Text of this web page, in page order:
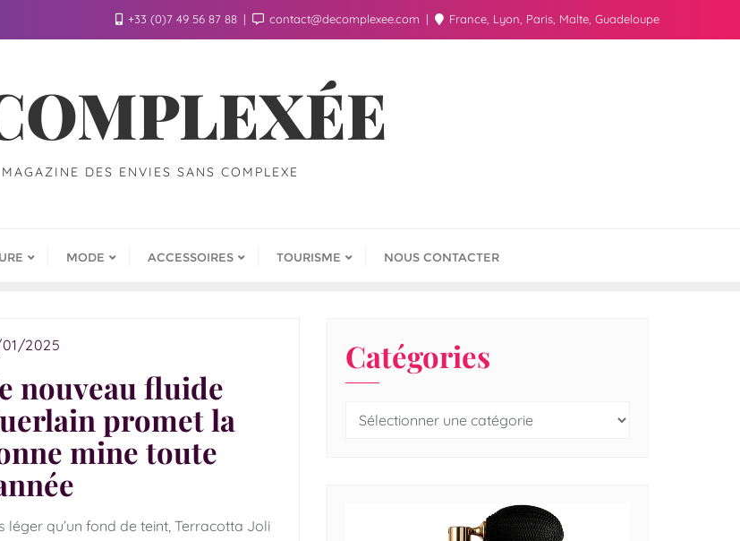
+33 (0)7 49 56 87 88 contact@decomplexee.com France, Lyon, Paris, Malte, Guadeloupe
DES ENVIES SANS COMPLEXE
MODE ACCESSOIRES TOURISME NOUS CONTACTER
2025
nouveau fluide
promet la
mine toute
léger qu’un fond de teint, Terracotta Joli
Catégories